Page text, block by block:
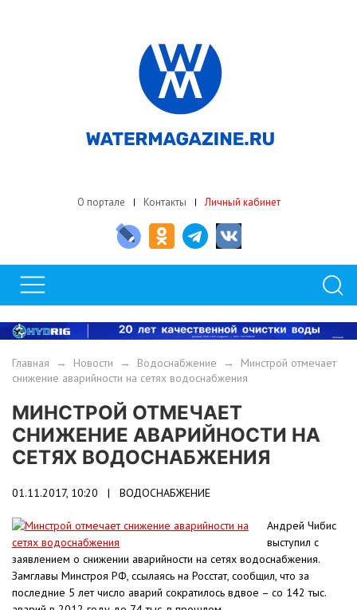
О портале Контакты Личный кабинет
Главная → Новости → Водоснабжение → Минстрой отмечает
снижение аварийности на сетях водоснабжения
МИНСТРОЙ ОТМЕЧАЕТ
СНИЖЕНИЕ АВАРИЙНОСТИ НА
СЕТЯХ ВОДОСНАБЖЕНИЯ
01.11.2017, 10:20 | ВОДОСНАБЖЕНИЕ
Андрей Чибис
выступил с
заявлением о снижении аварийности на сетях водоснабжения.
Замглавы Минстроя РФ, ссылаясь на Росстат, сообщил, что за
последние 5 лет число аварий сократилось вдвое – со 142 тыс.